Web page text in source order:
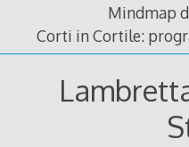
Mindmap
Corti in Cortile: